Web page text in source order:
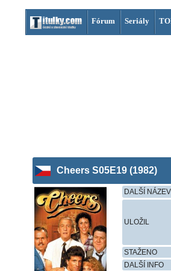
Fórum Seriály
Cheers S05E19 (1982)
DALŠÍ NÁZEV
ULOŽIL
STAŽENO
DALŠÍ INFO